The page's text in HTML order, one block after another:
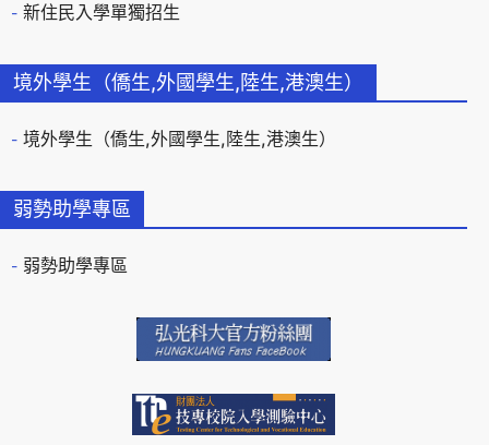
新住民入學單獨招生
境外學生（僑生,外國學生,陸生,港澳生）
境外學生（僑生,外國學生,陸生,港澳生）
弱勢助學專區
弱勢助學專區